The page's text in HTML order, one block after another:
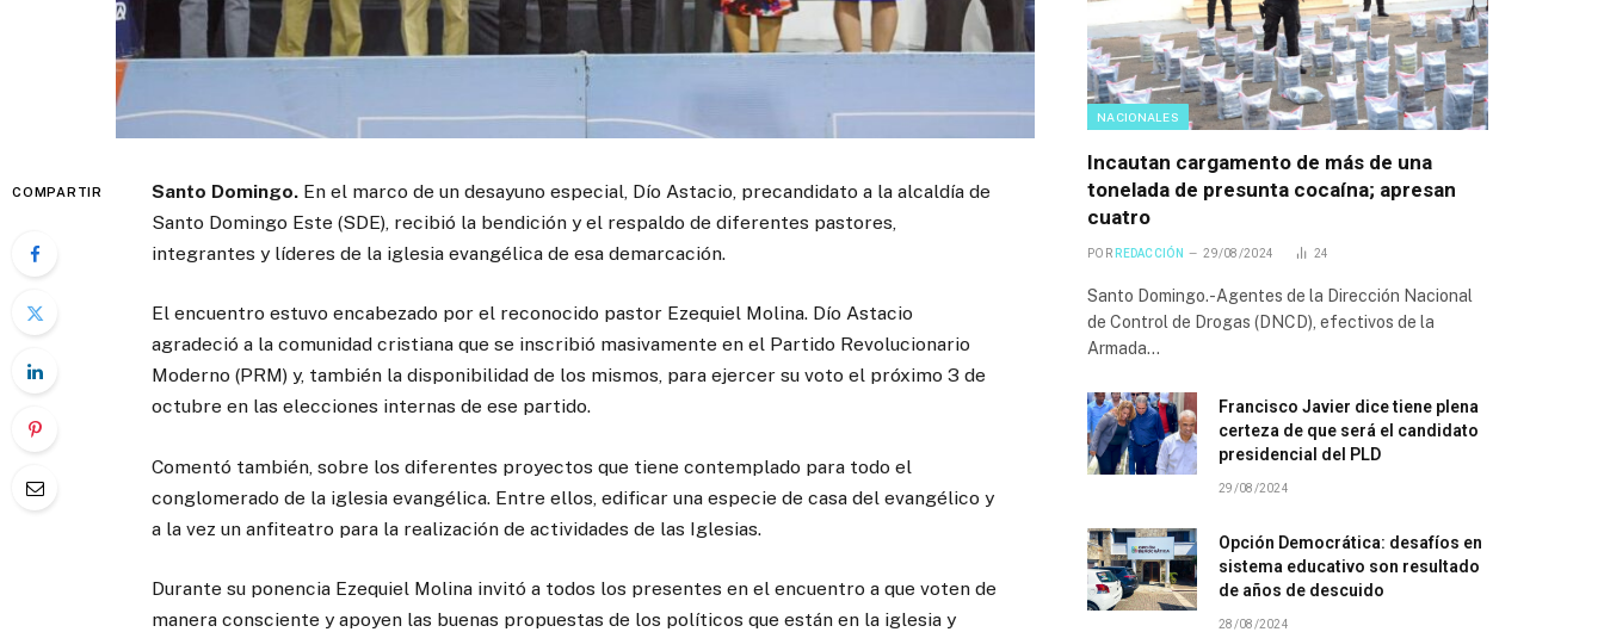
COMPARTIR Santo Domingo. En el marco de un desayuno especial, Dío Astacio, precandidato a la alcaldía de
Santo Domingo Este (SDE), recibió la bendición y el respaldo de diferentes pastores,
integrantes y líderes de la iglesia evangélica de esa demarcación.
El encuentro estuvo encabezado por el reconocido pastor Ezequiel Molina. Dío Astacio
agradeció a la comunidad cristiana que se inscribió masivamente en el Partido Revolucionario
Moderno (PRM) y, también la disponibilidad de los mismos, para ejercer su voto el próximo 3 de
octubre en las elecciones internas de ese partido.
Comentó también, sobre los diferentes proyectos que tiene contemplado para todo el
conglomerado de la iglesia evangélica. Entre ellos, edificar una especie de casa del evangélico y
a la vez un anfiteatro para la realización de actividades de las Iglesias.
Durante su ponencia Ezequiel Molina invitó a todos los presentes en el encuentro a que voten de
manera consciente y apoyen las buenas propuestas de los políticos que están en la iglesia y
NACIONALES
Incautan cargamento de más de una
tonelada de presunta cocaína; apresan
cuatro
POR REDACCIÓN 29/08/2024 24
Santo Domingo.-Agentes de la Dirección Nacional
de Control de Drogas (DNCD), efectivos de la
Armada…
Francisco Javier dice tiene plena
certeza de que será el candidato
presidencial del PLD
29/08/2024
Opción Democrática: desafíos en
sistema educativo son resultado
de años de descuido
28/08/2024